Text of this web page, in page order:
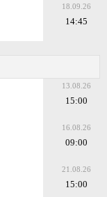
18.09.26
14:45
13.08.26
15:00
16.08.26
09:00
21.08.26
15:00